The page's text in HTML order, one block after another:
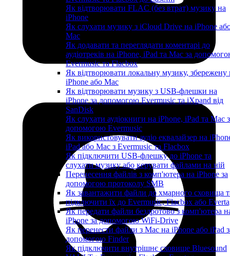
Як відтворювати FLAC (без втрат) музику на
iPhone
Як слухати музику з iCloud Drive на iPhone
Mac
Як додавати та переглядати коментарі до
аудіотреків на iPhone, iPad та Mac за
Evermusic та Flacbox
Як відтворювати локальну музику, збережену
iPhone або Mac
Як відтворювати музику з USB-флешки на
iPhone за допомогою Evermusic та iXpand від
SanDisk
Як слухати аудіокниги на iPhone, iPad та Mac
допомогою Evermusic
Як використовувати аудіо еквалайзер на
iPad або Mac з Evermusic та Flacbox
Як підключити USB-флешку до iPhone та
слухати музику або керувати файлами на ній
Перенесення файлів з комп'ютера на iPhone за
допомогою протоколу SMB
Як завантажити файли до хмарного сховища
підключити їх до Evermusic, Flacbox або
Як передати файли бездротово з комп'ютера
iPhone за допомогою WiFi-Drive
Як перенести файли з Mac на iPhone або iPad
допомогою Finder
Як підключити внутрішнє сховище Bluesound